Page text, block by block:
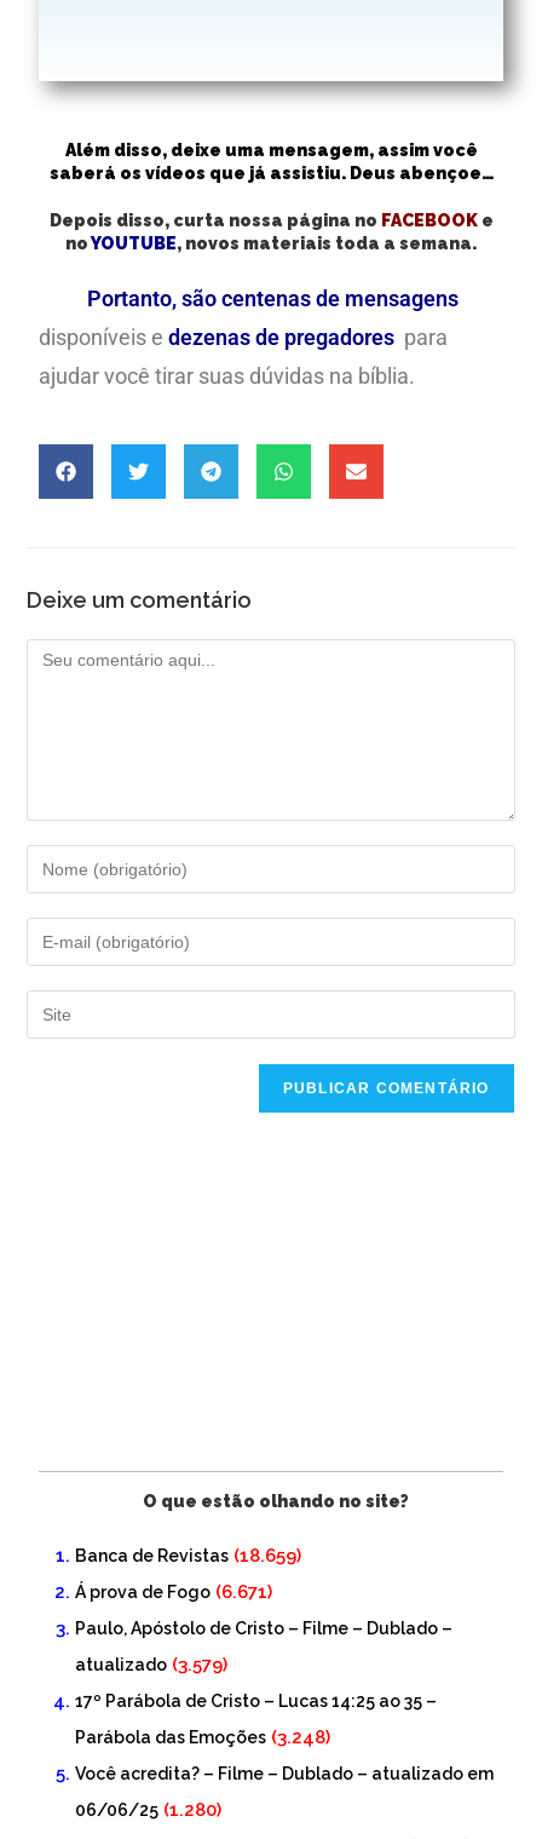
Além disso, deixe uma mensagem, assim você
saberá os vídeos que já assistiu. Deus abençoe…
Depois disso, curta nossa página no FACEBOOKe
noYOUTUBE, novos materiais toda a semana.
Portanto, são centenas de mensagens
disponíveis edezenas de pregadores para
ajudar você tirar suas dúvidas na bíblia.
Deixe um comentário
O que estão olhando no site?
Banca de Revistas (18.659)
Á prova de Fogo (6.671)
Paulo, Apóstolo de Cristo – Filme – Dublado –
atualizado (3.579)
17º Parábola de Cristo – Lucas 14:25 ao 35 –
Parábola das Emoções (3.248)
Você acredita? – Filme – Dublado – atualizado em
06/06/25 (1.280)